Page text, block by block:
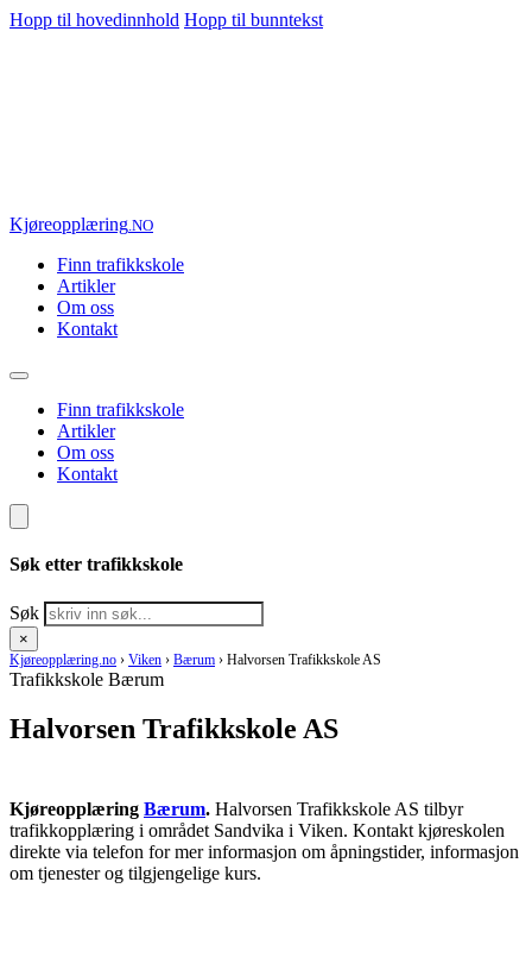
Hopp til hovedinnhold Hopp til bunntekst
Kjøreopplæring.NO
Finn trafikkskole
Artikler
Om oss
Kontakt
Finn trafikkskole
Artikler
Om oss
Kontakt
Søk etter trafikkskole
Søk
×
Kjøreopplæring.no › Viken › Bærum › Halvorsen Trafikkskole AS
Trafikkskole Bærum
Halvorsen Trafikkskole AS
Kjøreopplæring Bærum. Halvorsen Trafikkskole AS tilbyr
trafikkopplæring i området Sandvika i Viken. Kontakt kjøreskolen
direkte via telefon for mer informasjon om åpningstider, informasjon
om tjenester og tilgjengelige kurs.